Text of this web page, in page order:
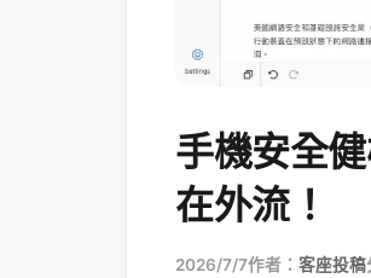
手機安全
在外流！
2026/7/7作者： 客座投稿